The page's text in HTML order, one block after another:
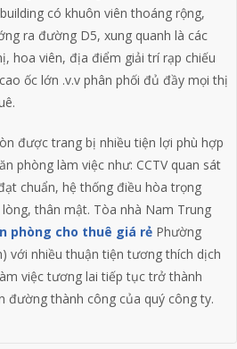
có khuôn viên thoáng rộng,
ra đường D5, xung quanh là các
hoa viên, địa điểm giải trí rạp chiếu
ốc lớn .v.v phân phối đủ đầy mọi thị
được trang bị nhiều tiện lợi phù hợp
phòng làm việc như: CCTV quan sát
chuẩn, hệ thống điều hòa trọng
thân mật. Tòa nhà Nam Trung
phòng cho thuê giá rẻPhường
với nhiều thuận tiện tương thích dịch
việc tương lai tiếp tục trở thành
đường thành công của quý công ty.